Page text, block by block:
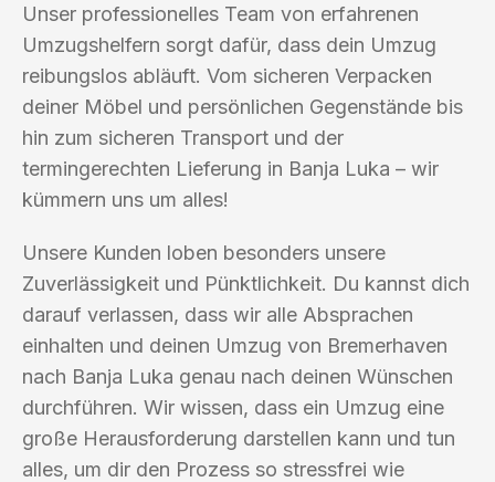
Unser professionelles Team von erfahrenen
Umzugshelfern sorgt dafür, dass dein Umzug
reibungslos abläuft. Vom sicheren Verpacken
deiner Möbel und persönlichen Gegenstände bis
hin zum sicheren Transport und der
termingerechten Lieferung in Banja Luka – wir
kümmern uns um alles!
Unsere Kunden loben besonders unsere
Zuverlässigkeit und Pünktlichkeit. Du kannst dich
darauf verlassen, dass wir alle Absprachen
einhalten und deinen Umzug von Bremerhaven
nach Banja Luka genau nach deinen Wünschen
durchführen. Wir wissen, dass ein Umzug eine
große Herausforderung darstellen kann und tun
alles, um dir den Prozess so stressfrei wie